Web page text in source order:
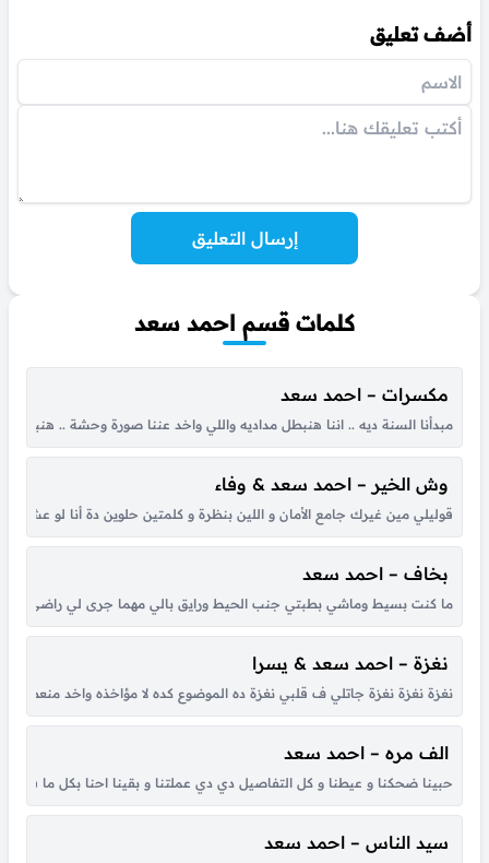
أضف تعليق
إرسال التعليق
كلمات قسم احمد سعد
مكسرات – احمد سعد
مبدأنا السنة ديه .. اننا هنبطل مداديه واللي واخد عننا صورة وحشة .. هنبعت
وش الخير – احمد سعد & وفاء
قوليلي مين غيرك جامع الأمان و اللين بنظرة و كلمتين حلوين دة أنا لو
بخاف – احمد سعد
ما كنت بسيط وماشي بطبتي جنب الحيط ورايق بالي مهما جرى لي راضي
نغزة – احمد سعد & يسرا
نغزة نغزة نغزة جاتلي ف قلبي نغزة ده الموضوع كده لا مؤاخذه واخد
الف مره – احمد سعد
حبينا ضحكنا و عيطنا و كل التفاصيل دي دي عملتنا و بقينا احنا بكل ما فينا
سيد الناس – احمد سعد